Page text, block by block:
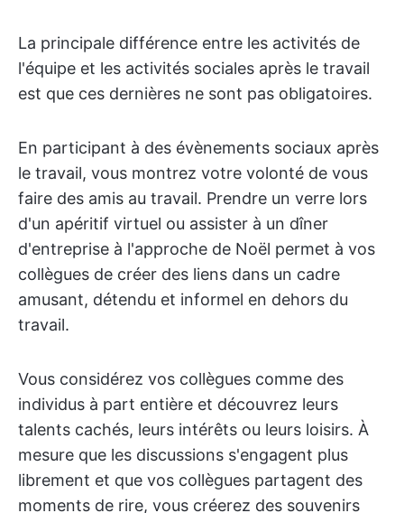
La principale différence entre les activités de
l'équipe et les activités sociales après le travail
est que ces dernières ne sont pas obligatoires.
En participant à des évènements sociaux après
le travail, vous montrez votre volonté de vous
faire des amis au travail. Prendre un verre lors
d'un apéritif virtuel ou assister à un dîner
d'entreprise à l'approche de Noël permet à vos
collègues de créer des liens dans un cadre
amusant, détendu et informel en dehors du
travail.
Vous considérez vos collègues comme des
individus à part entière et découvrez leurs
talents cachés, leurs intérêts ou leurs loisirs. À
mesure que les discussions s'engagent plus
librement et que vos collègues partagent des
moments de rire, vous créerez des souvenirs